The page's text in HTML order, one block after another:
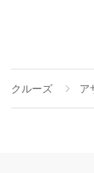
クルーズ ア